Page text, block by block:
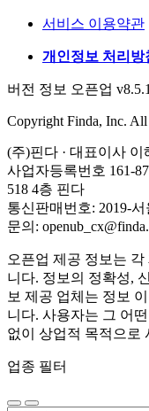
서비스 이용약관
개인정보 처리방
버전 정보 오픈업
Copyright Finda, Inc. All
(주)핀다 · 대표이사 이
사업자등록번호 161-
518 4층 핀다
통신판매번호: 2019-서
문의:
오픈업 제공 정보는
니다. 정보의 정확성,
보 제공 업체는 정보
니다. 사용자는 그 어
없이 상업적 목적으로
업종 필터